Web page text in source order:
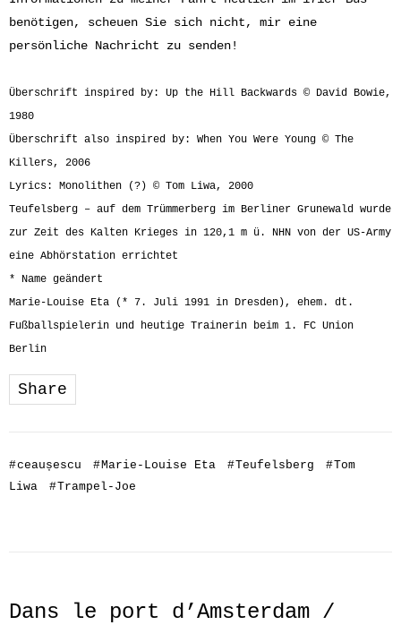
benötigen, scheuen Sie sich nicht, mir eine
persönliche Nachricht zu senden!
Überschrift inspired by: Up the Hill Backwards © David Bowie,
1980
Überschrift also inspired by: When You Were Young © The
Killers, 2006
Lyrics: Monolithen (?) © Tom Liwa, 2000
Teufelsberg – auf dem Trümmerberg im Berliner Grunewald wurde
zur Zeit des Kalten Krieges in 120,1 m ü. NHN von der US-Army
eine Abhörstation errichtet
* Name geändert
Marie-Louise Eta (* 7. Juli 1991 in Dresden), ehem. dt.
Fußballspielerin und heutige Trainerin beim 1. FC Union
Berlin
Share
#ceaușescu #Marie-Louise Eta #Teufelsberg #Tom
Liwa
#Trampel-Joe
Dans le port d’Amsterdam /